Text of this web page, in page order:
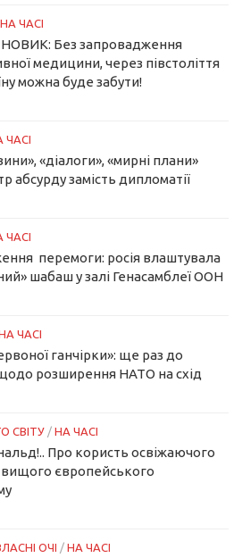
НА ЧАСІ
НОВИК: Без запровадження
медицини, через півстоліття
можна буде забути!
ЧАСІ
«діалоги», «мирні плани»
абсурду замість дипломатії
ЧАСІ
перемоги: росія влаштувала
шабаш у залі Генасамблеї ООН
ЧАСІ
ганчірки»: ще раз до
розширення НАТО на схід
СВІТУ / НА ЧАСІ
Про користь освіжаючого
європейського
ОЧІ / НА ЧАСІ